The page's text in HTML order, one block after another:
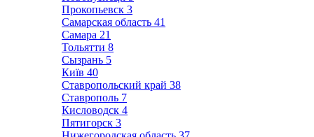
Прокопьевск 3
Самарская область 41
Самара 21
Тольятти 8
Сызрань 5
Київ 40
Ставропольский край 38
Ставрополь 7
Кисловодск 4
Пятигорск 3